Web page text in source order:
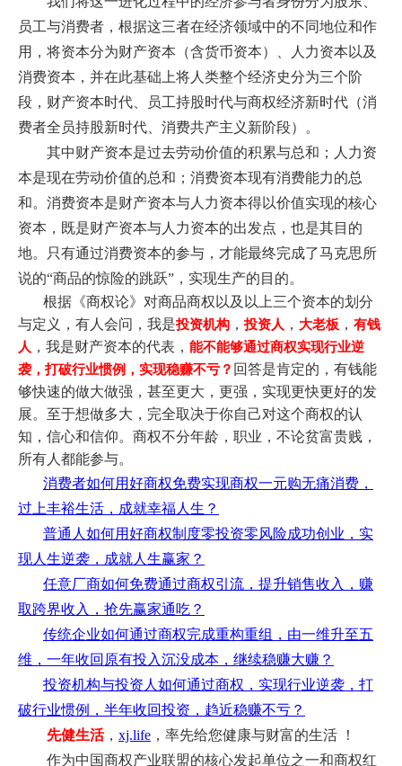
员工与消费者，根据这三者在经济领域中的不同地位和作
用，将资本分为财产资本（含货币资本）、人力资本以及
消费资本，并在此基础上将人类整个经济史分为三个阶
段，财产资本时代、员工持股时代与商权经济新时代（消
费者全员持股新时代、消费共产主义新阶段）。
其中财产资本是过去劳动价值的积累与总和；人力资
本是现在劳动价值的总和；消费资本现有消费能力的总
和。消费资本是财产资本与人力资本得以价值实现的核心
资本，既是财产资本与人力资本的出发点，也是其目的
地。只有通过消费资本的参与，才能最终完成了马克思所
说的“商品的惊险的跳跃”，实现生产的目的。
根据《商权论》对商品商权以及以上三个资本的划分
与定义， 有人会问，我是投资机构 ， 投资人 ， 大老板 ， 有钱
人 ，我是财产资本的代表， 能不能够通过商权实现行业逆
袭，打破行业惯例，实现稳赚不亏？ 回答是肯定的，有钱能
够快速的做大做强，甚至更大，更强，实现更快更好的发
展。至于想做多大，完全取决于你自己对这个商权的认
知，信心和信仰。商权不分年龄，职业，不论贫富贵贱，
所有人都能参与。
消费者如何用好商权免费实现商权一元购无痛消费，
过上丰裕生活，成就幸福人生？
普通人如何用好商权制度零投资零风险成功创业，实
现人生逆袭，成就人生赢家？
任意厂商如何免费通过商权引流，提升销售收入，赚
取跨界收入，抢先赢家通吃？
传统企业如何通过商权完成重构重组，由一维升至五
维，一年收回原有投入沉没成本，继续稳赚大赚？
投资机构与投资人如何通过商权，实现行业逆袭，打
破行业惯例，半年收回投资，趋近稳赚不亏？
先健生活， xj.life ，率先给您健康与财富的生活 ！
作为中国商权产业联盟的核心发起单位之一和商权红